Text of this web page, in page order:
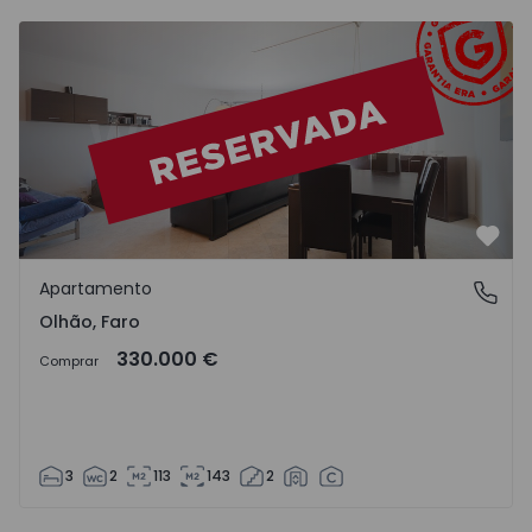
Apartamento T3 Olhão - 1545935 - 11
Olhão, Faro
Apartamento
Olhão, Faro
Comprar 330.000 €
3 2 113 143 2